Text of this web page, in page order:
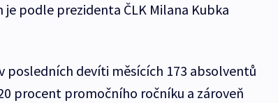
podle prezidenta ČLK Milana Kubka
posledních devíti měsících 173 absolventů
procent promočního ročníku a zároveň